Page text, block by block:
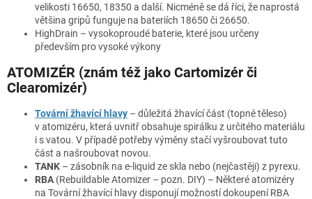
velikosti 16650, 18350 a další. Nicméně se dá říci, že naprostá
většina gripů funguje na bateriích 18650 či 26650.
HighDrain – vysokoproudé baterie, které jsou určeny
především pro vysoké výkony
ATOMIZÉR (znám též jako Cartomizér či
Clearomizér)
Tovární žhavící hlavy – důležitá žhavící část (topné těleso)
v atomizéru, která uvnitř obsahuje spirálku z určitého materiálu
i s vatou. V případě potřeby výměny stačí vyšroubovat tuto
část a našroubovat novou.
TANK – zásobník na e-liquid ze skla nebo (nejčastěji) z pyrexu.
RBA (Rebuildable Atomizer – pozn. DIY) – Některé atomizéry
na Tovární žhavící hlavy disponují možností dokoupení RBA